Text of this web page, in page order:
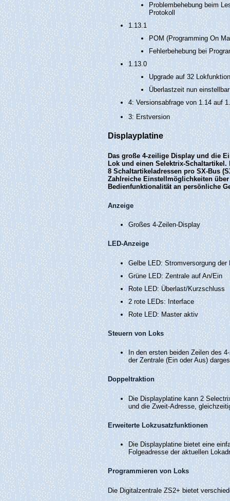
Problembehebung beim
Protokoll
1.13.1
POM (Programming On
Fehlerbehebung bei
1.13.0
Upgrade auf 32
Überlastzeit nun
4: Versionsabfrage von 1.14 auf
3: Erstversion
Displayplatine
Das große 4-zeilige Display und die
Lok und einen Selektrix-
8 Schaltartikeladressen pro SX-Bus
Zahlreiche Einstellmöglichkeiten
Bedienfunktionalität an persönliche
Anzeige
Großes 4-Zeilen-Display
LED-Anzeige
Gelbe LED: Stromversorgung der
Grüne LED: Zentrale auf An/Ein
Rote LED: Überlast/Kurzschluss
2 rote LEDs: Interface
Rote LED: Master aktiv
Steuern von Loks
In den ersten beiden Zeilen des
der Zentrale (Ein oder Aus)
Doppeltraktion
Die Displayplatine kann 2
und die Zweit-Adresse,
Erweiterte Lokzusatzfunktionen
Die Displayplatine bietet eine
Folgeadresse der aktuellen
Programmieren von Loks
Die Digitalzentrale ZS2+ bietet